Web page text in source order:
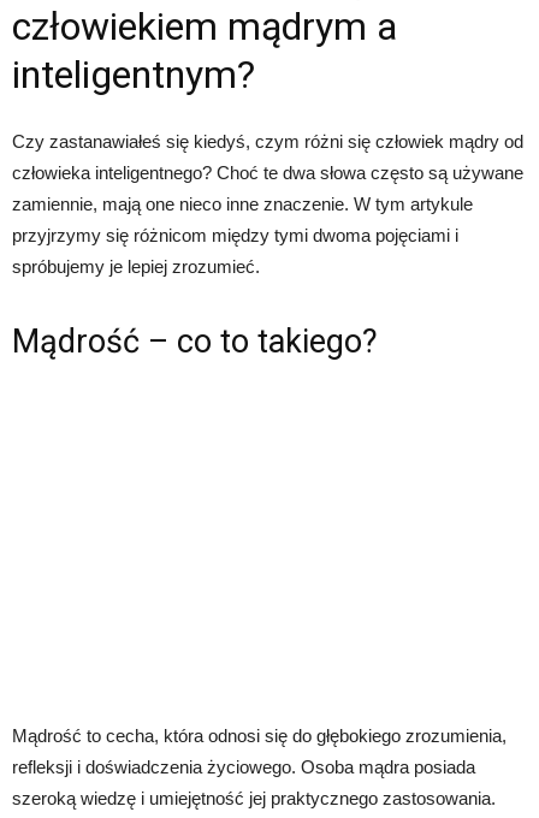
człowiekiem mądrym a
inteligentnym?
Czy zastanawiałeś się kiedyś, czym różni się człowiek mądry od
człowieka inteligentnego? Choć te dwa słowa często są używane
zamiennie, mają one nieco inne znaczenie. W tym artykule
przyjrzymy się różnicom między tymi dwoma pojęciami i
spróbujemy je lepiej zrozumieć.
Mądrość – co to takiego?
Mądrość to cecha, która odnosi się do głębokiego zrozumienia,
refleksji i doświadczenia życiowego. Osoba mądra posiada
szeroką wiedzę i umiejętność jej praktycznego zastosowania.